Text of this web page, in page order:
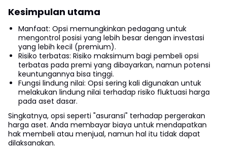
Kesimpulan utama
Manfaat: Opsi memungkinkan pedagang untuk
mengontrol posisi yang lebih besar dengan investasi
yang lebih kecil (premium).
Risiko terbatas: Risiko maksimum bagi pembeli opsi
terbatas pada premi yang dibayarkan, namun potensi
keuntungannya bisa tinggi.
Fungsi lindung nilai: Opsi sering kali digunakan untuk
melakukan lindung nilai terhadap risiko fluktuasi harga
pada aset dasar.
Singkatnya, opsi seperti "asuransi" terhadap pergerakan
harga aset. Anda membayar biaya untuk mendapatkan
hak membeli atau menjual, namun hal itu tidak dapat
dilaksanakan.